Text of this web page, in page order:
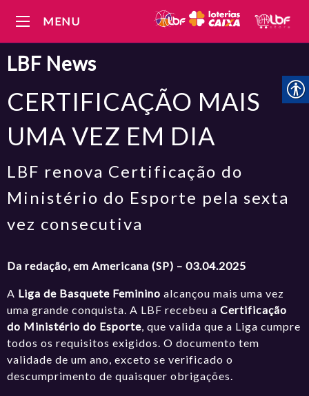
MENU
LBF News
CERTIFICAÇÃO MAIS
UMA VEZ EM DIA
LBF renova Certificação do
Ministério do Esporte pela sexta
vez consecutiva
Da redação, em Americana (SP) – 03.04.2025
A Liga de Basquete Feminino alcançou mais uma vez
uma grande conquista. A LBF recebeu aCertificação
do Ministério do Esporte, que valida que a Liga cumpre
todos os requisitos exigidos. O documento tem
validade de um ano, exceto se verificado o
descumprimento de quaisquer obrigações.